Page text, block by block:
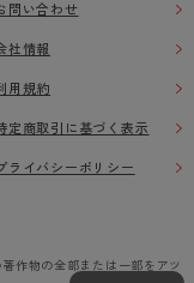
問い合わせ
社情報
用規約
定商取引に基づく表示
ライバシーポリシー
作物の全部または一部をアツ